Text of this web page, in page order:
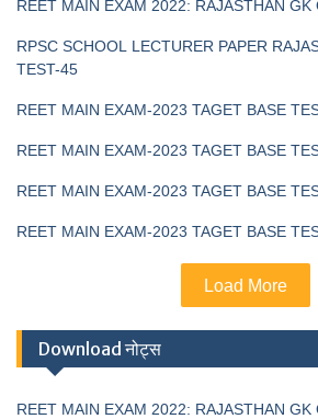
REET MAIN EXAM 2022: RAJASTHAN GK
RPSC SCHOOL LECTURER PAPER
TEST-45
REET MAIN EXAM-2023 TAGET BASE
REET MAIN EXAM-2023 TAGET BASE
REET MAIN EXAM-2023 TAGET BASE
REET MAIN EXAM-2023 TAGET BASE
Load More
Download नोट्स
REET MAIN EXAM 2022: RAJASTHAN GK